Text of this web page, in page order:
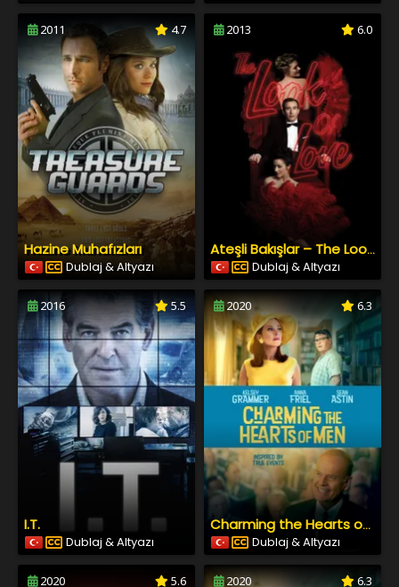
2011 4.7
Hazine Muhafızları
Dublaj & Altyazı
2013 6.0
Ateşli Bakışlar – The Look of Love
Dublaj & Altyazı
2016 5.5
I.T.
Dublaj & Altyazı
2020 6.3
Charming the Hearts of Men
Dublaj & Altyazı
2020 5.6 2020 6.3